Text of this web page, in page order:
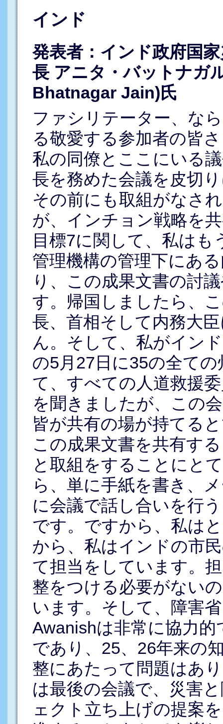
インド
発表者：インド政府国
長 アニタ・バットナガ
Bhatnagar Jain)氏
ファシリテーター、な
る敬愛する参加者の皆
私の同僚とここにいる
長を務めた会議を皮切
その前にも取組がなさ
が、インチョン戦略を
目標7に関して、私はも
管理機構の管理下にあ
り、この成果文書の討
す。帰国しましたら、
長、首相そして内務大
ん。そして、私がイン
の5月27日に35の全て
て、すべての人道救援
を聞きましたが、この
皆が共有の場が持てる
この成果文書を共有す
と取組をすることにと
ら、単に手紙を書き、
に会議で話し合いを行
です。ですから、私は
から、私はインドの市
て担当をしています。
整をつける必要がない
います。そして、障害
Awanishは非常に協力
であり、25、26年来の
整にあたって問題はあ
は最後の会議で、災害
ェクト立ち上げの提案